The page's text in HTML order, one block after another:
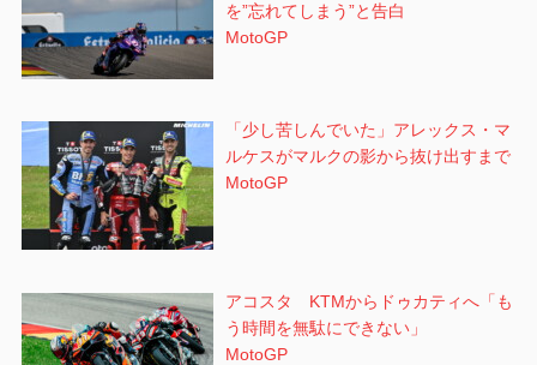
を”忘れてしまう”と告白
MotoGP
「少し苦しんでいた」アレックス・マ
ルケスがマルクの影から抜け出すまで
MotoGP
アコスタ KTMからドゥカティへ「も
う時間を無駄にできない」
MotoGP